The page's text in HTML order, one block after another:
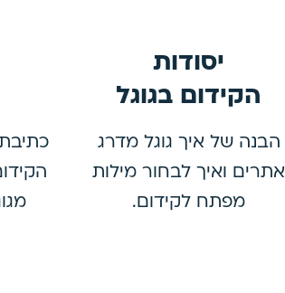
יסודות
הקידום בגוגל
הבנה של איך גוגל מדרג
אתרים ואיך לבחור מילות
מפתח לקידום.